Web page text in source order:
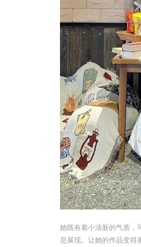
她既有着小清新的气质，
息展现。让她的作品变得